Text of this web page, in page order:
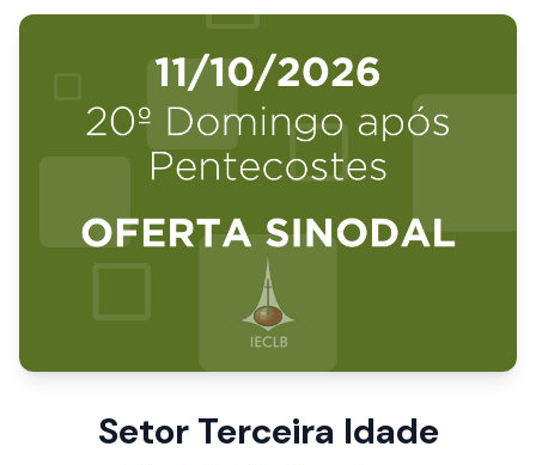
Setor Terceira Idade